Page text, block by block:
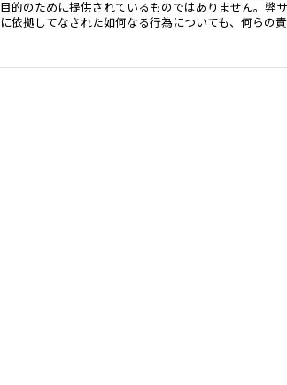
目的のために提供されているものではありません。弊
に依拠してなされた如何なる行為についても、何らの